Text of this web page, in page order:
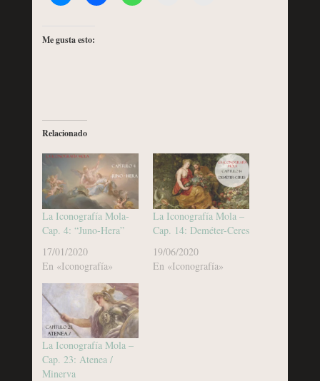
Me gusta esto:
Relacionado
La Iconografía Mola-
Cap. 4: “Juno-Hera”
17/01/2020
En «Iconografía»
La Iconografía Mola –
Cap. 14: Deméter-Ceres
19/06/2020
En «Iconografía»
La Iconografía Mola –
Cap. 23: Atenea /
Minerva